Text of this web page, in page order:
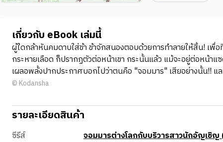
เกี่ยวกับ eBook เล่มนี้
ผู้ใดกล้าหันคมดาบใส่ข้า ข้าจักสนองตอบด้วยการทำลายให้สิ้น! เพื่
กระหายเลือด ก็ปรากฏตัวต่อหน้าเขา กระนั้นแล้ว แม้จะอยู่ต่อหน้าแ
เผลอพลั้งปากประกาศบอกไปว่าตนคือ "จอมมาร" เสียอย่างนั้น!!
© Kodansha
รายละเอียดสินค้า
ซีรีส์
จอมมารต่างโลกกับบริวารสาวนักอัญเชิ